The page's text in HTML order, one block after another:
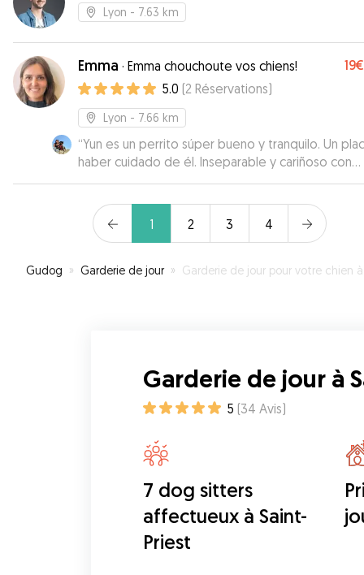
Lyon - 7.63 km
Emma · Emma chouchoute vos chiens! 19€
5.0 (2 Réservations)
Lyon - 7.66 km
“Yun es un perrito súper bueno y tranquilo. Un
haber cuidado de él. Inseparable y cariñoso con
nuestra niña. Los dueños un amor de personas.
1
2 3 4
Gudog » Garderie de jour » Garderie de jour pour votre chien à Saint-
Garderie de jour à
5 (34 Avis)
7 dog sitters
affectueux à Saint-
Priest